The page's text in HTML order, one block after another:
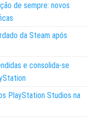
de sempre: novos
da Steam após
e consolida-se
PlayStation Studios na